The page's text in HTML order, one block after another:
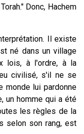
Donc, Hachem
Il existe
né dans un village
lois, à l'ordre, à la
civilisé, s'il ne se
monde lui pardonne
un homme qui a été
les règles de la
selon son rang, est